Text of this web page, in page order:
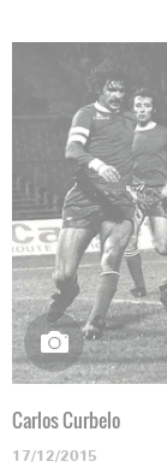
Carlos Curbelo
17/12/2015